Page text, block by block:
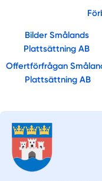
Bilder Smålands
Plattsättning AB
Offertförfrågan
Plattsättning AB